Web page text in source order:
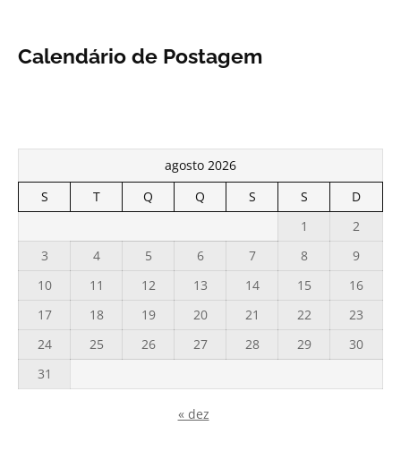
Calendário de Postagem
agosto 2026
S
T Q Q S S
D
1
2
3
4 5 6 7 8
9
10
11 12 13 14 15
16
17
18 19 20 21 22
23
24
25 26 27 28 29
30
31
« dez